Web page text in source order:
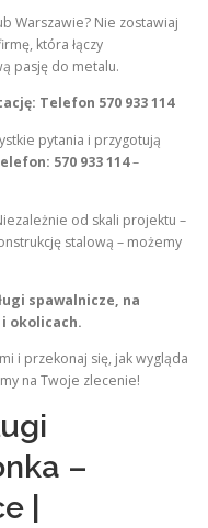
Warszawie? Nie zostawiaj
która łączy
pasję do metalu.
Telefon 570 933 114
pytania i przygotują
570 933 114–
od skali projektu –
stalową – możemy
spawalnicze, na
okolicach.
i przekonaj się, jak wygląda
na Twoje zlecenie!
–
|